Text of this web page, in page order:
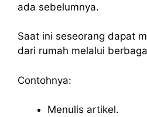
ada sebelumnya.
Saat ini seseorang dapat
dari rumah melalui
Contohnya:
Menulis artikel.